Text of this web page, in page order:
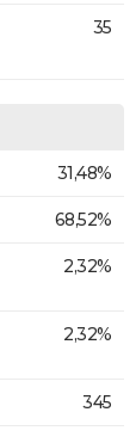
35
31,48%
68,52%
2,32%
2,32%
345